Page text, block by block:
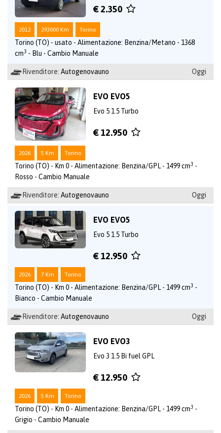
€ 2.350
2012 293000 Km Torino
Torino (TO) - usato - Alimentazione: Benzina/Metano - 1368
cm3 - Blu - Cambio Manuale
Rivenditore: Autogenovauno Oggi
EVO EVO5
Evo 5 1.5 Turbo
€ 12.950
2026 5 Km Torino
Torino (TO) - Km 0 - Alimentazione: Benzina/GPL - 1499 cm3 -
Rosso - Cambio Manuale
Rivenditore: Autogenovauno Oggi
EVO EVO5
Evo 5 1.5 Turbo
€ 12.950
2026 7 Km Torino
Torino (TO) - Km 0 - Alimentazione: Benzina/GPL - 1499 cm3 -
Bianco - Cambio Manuale
Rivenditore: Autogenovauno Oggi
EVO EVO3
Evo 3 1.5 Bi fuel GPL
€ 12.950
2026 5 Km Torino
Torino (TO) - Km 0 - Alimentazione: Benzina/GPL - 1499 cm3 -
Grigio - Cambio Manuale